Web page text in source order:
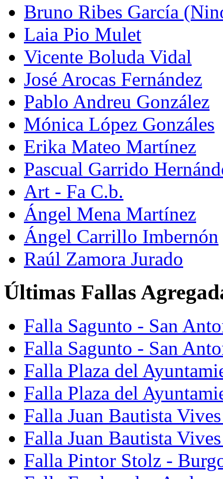
Bruno Ribes García
Laia Pio Mulet
Vicente Boluda Vidal
José Arocas Fernández
Pablo Andreu González
Mónica López Gonzáles
Erika Mateo Martínez
Pascual Garrido
Art - Fa C.b.
Ángel Mena Martínez
Ángel Carrillo Imbernón
Raúl Zamora Jurado
Últimas Fallas
Falla Sagunto - San
Falla Sagunto - San
Falla Plaza del
Falla Plaza del
Falla Juan Bautista
Falla Juan Bautista
Falla Pintor Stolz -